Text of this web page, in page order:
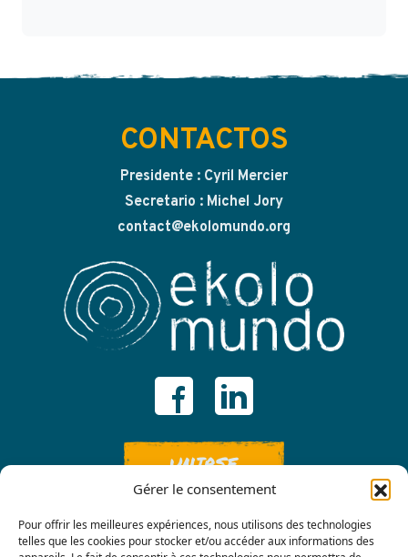
Gérer le consentement
Pour offrir les meilleures expériences, nous utilisons des technologies
telles que les cookies pour stocker et/ou accéder aux informations des
CONTACTOS
Presidente : Cyril Mercier
Secretario : Michel Jory
contact@ekolomundo.org
UNIRSE